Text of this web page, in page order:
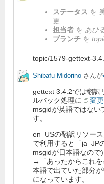
ステータス を
更
担当者 を あひ
ブランチ を
topic/1579-gettext-
Shibafu Midorino さんが
gettext 3.4.2では翻訳
ルバック処理に
変更
msgidが英語ではない
す。
en_USの翻訳リソー
で利用すると「ja_JP
msgidが日本語なので
→「あったからこれを
本語で出ていた部分
になっています。